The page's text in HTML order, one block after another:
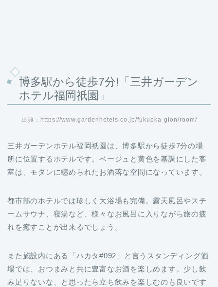
博多駅から徒歩7分!「三井ガーデン
ホテル福岡祇園」
出典：https://www.gardenhotels.co.jp/fukuoka-gion/room/
三井ガーデンホテル福岡祇園は、博多駅から徒歩7分の場
所に位置するホテルです。ベージュと黄色を基調にした客
室は、モダンに纏められたお洒落な空間になっています。
都市部のホテルでは珍しく大浴場も完備。露天風呂やスチ
ームサウナ、寝湯など、様々なお風呂に入りながら旅の疲
れを癒すことが出来るでしょう。
また施設内にある「ハカタ#092」と言うスタンディング酒
場では、おつまみと共に豊富なお酒を楽しめます。少し飲
み足りないな、と思ったら立ち飲みを楽しむのも良いです